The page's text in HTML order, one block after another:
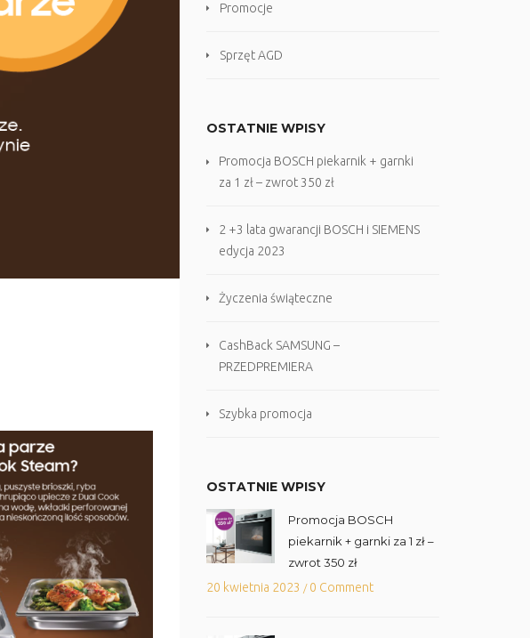
Promocje
Sprzęt AGD
OSTATNIE WPISY
Promocja BOSCH piekarnik + garnki
za 1 zł – zwrot 350 zł
2 +3 lata gwarancji BOSCH i SIEMENS
edycja 2023
Życzenia świąteczne
CashBack SAMSUNG –
PRZEDPREMIERA
Szybka promocja
OSTATNIE WPISY
Promocja BOSCH
piekarnik + garnki za 1 zł –
zwrot 350 zł
20 kwietnia 2023 /0 Comment